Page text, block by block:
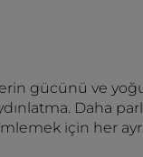
gücünü ve
Daha
için her